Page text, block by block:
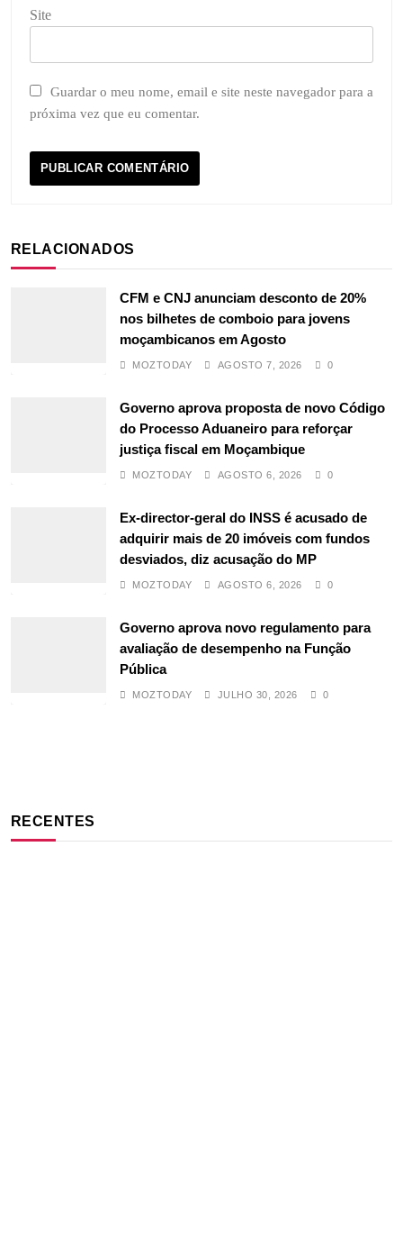
Site
Guardar o meu nome, email e site neste navegador para a
próxima vez que eu comentar.
RELACIONADOS
CFM e CNJ anunciam desconto de 20%
nos bilhetes de comboio para jovens
moçambicanos em Agosto
MOZTODAY AGOSTO 7, 2026 0
Governo aprova proposta de novo Código
do Processo Aduaneiro para reforçar
justiça fiscal em Moçambique
MOZTODAY AGOSTO 6, 2026 0
Ex-director-geral do INSS é acusado de
adquirir mais de 20 imóveis com fundos
desviados, diz acusação do MP
MOZTODAY AGOSTO 6, 2026 0
Governo aprova novo regulamento para
avaliação de desempenho na Função
Pública
MOZTODAY JULHO 30, 2026 0
RECENTES